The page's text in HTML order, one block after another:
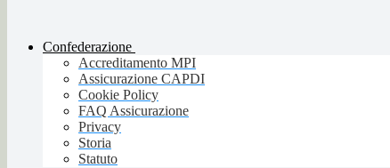
Confederazione
Accreditamento MPI
Assicurazione CAPDI
Cookie Policy
FAQ Assicurazione
Privacy
Storia
Statuto